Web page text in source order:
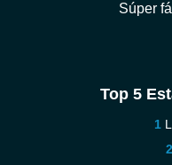
Súper
Top 5